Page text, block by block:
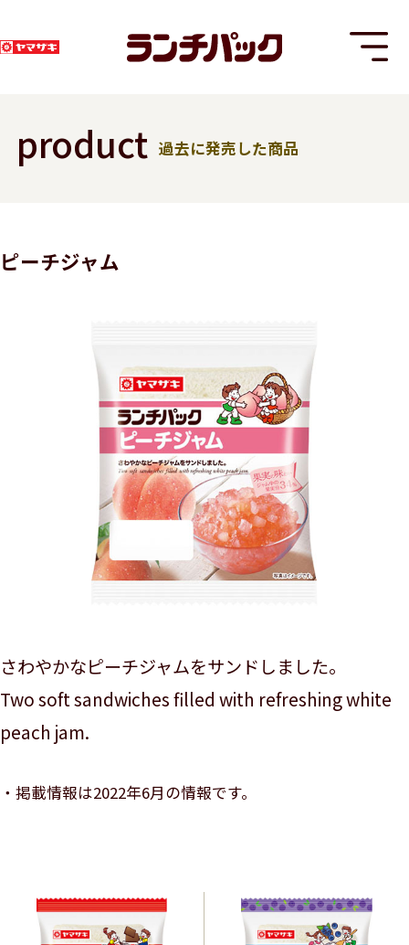
product 過去に発売した商品
ピーチジャム
さわやかなピーチジャムをサンドしました。
Two soft sandwiches filled with refreshing white
peach jam.
掲載情報は2022年6月の情報です。